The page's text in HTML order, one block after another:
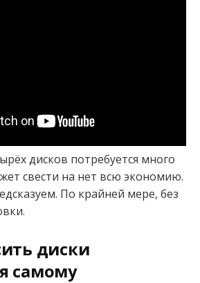
дисков потребуется много
свести на нет всю экономию.
По крайней мере, без
диски
самому